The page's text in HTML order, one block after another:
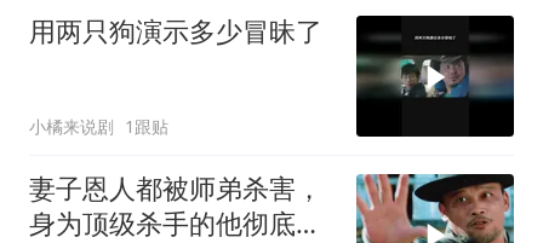
用两只狗演示多少冒昧了
小橘来说剧 1跟贴
妻子恩人都被师弟杀害，
身为顶级杀手的他彻底怒